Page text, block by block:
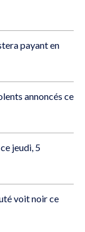
payant en
annoncés ce
jeudi, 5
voit noir ce